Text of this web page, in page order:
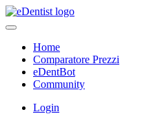
Home
Comparatore Prezzi
eDentBot
Community
Login